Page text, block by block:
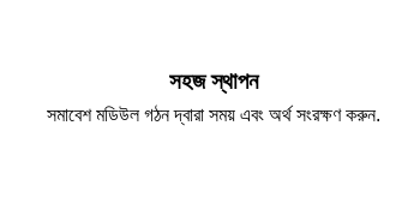
সহজ স্থাপন
সমাবেশ মডিউল গঠন দ্বারা সময় এবং অর্থ সংরক্ষণ করুন.